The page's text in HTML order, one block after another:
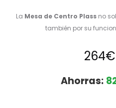
La Mesa de Centro Plass no
también por su
El
precio
264€
precio
Ahorras: